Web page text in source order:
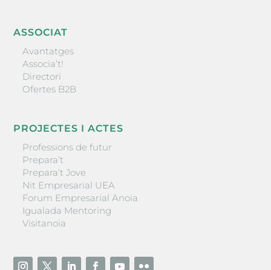
ASSOCIAT
Avantatges
Associa’t!
Directori
Ofertes B2B
PROJECTES I ACTES
Professions de futur
Prepara’t
Prepara’t Jove
Nit Empresarial UEA
Forum Empresarial Anoia
Igualada Mentoring
Visitanoia